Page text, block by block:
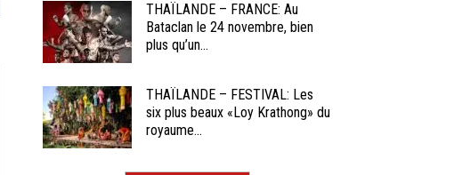
THAÏLANDE – FRANCE: Au
Bataclan le 24 novembre, bien
plus qu’un...
THAÏLANDE – FESTIVAL: Les
six plus beaux «Loy Krathong» du
royaume...